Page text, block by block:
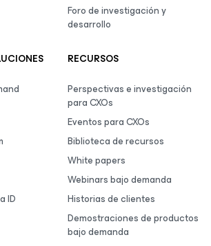
Foro de investigación y
desarrollo
ID
RECURSOS
Perspectivas e investigación
para CXOs
Eventos para CXOs
Biblioteca de recursos
White papers
Webinars bajo demanda
Historias de clientes
Demostraciones de productos
bajo demanda